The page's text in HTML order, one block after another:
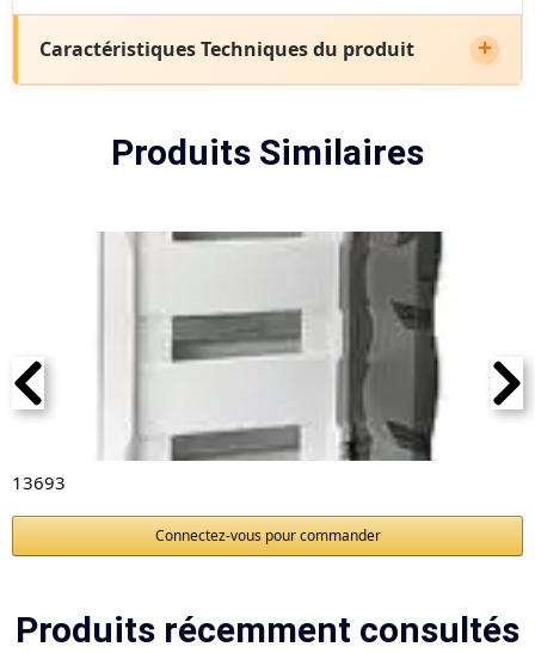
Caractéristiques Techniques du produit
Produits Similaires
13693
Connectez-vous pour commander
Produits récemment consultés